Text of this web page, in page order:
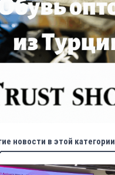
новости в этой категории